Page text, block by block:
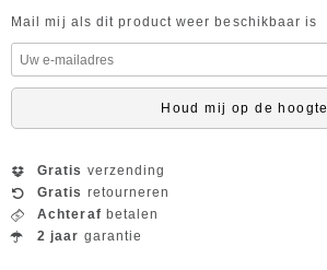
Mail mij als dit product weer beschikbaar is
Houd mij op de hoogte
Gratis verzending
Gratis retourneren
Achteraf betalen
2 jaar garantie